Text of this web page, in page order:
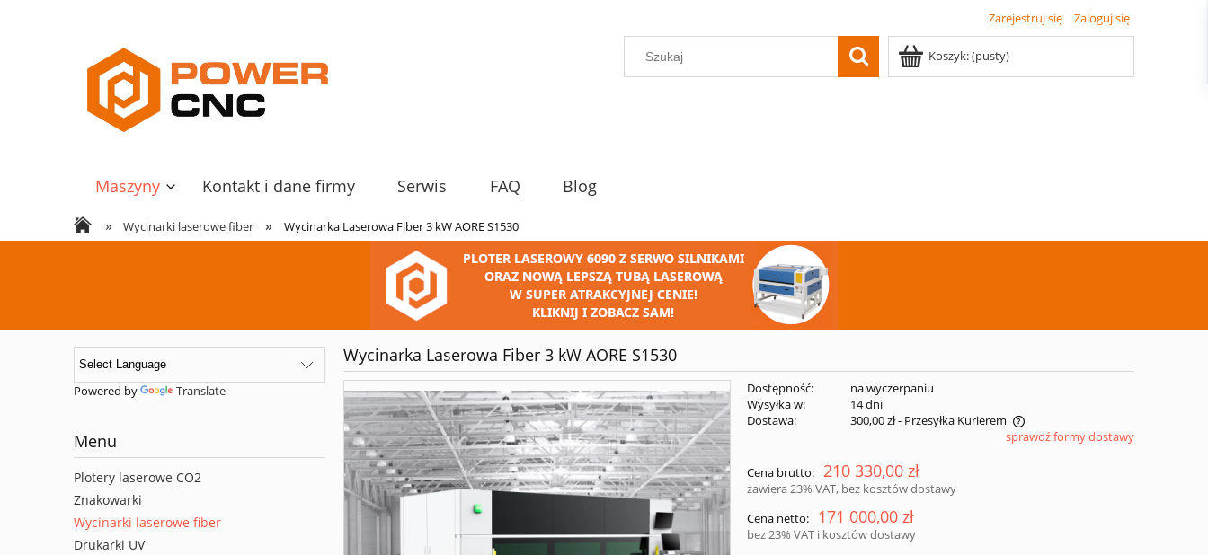
Zarejestruj się Zaloguj się
Koszyk:(pusty)
Maszyny Kontakt i dane firmy Serwis FAQ Blog
» Wycinarki laserowe fiber » Wycinarka Laserowa Fiber 3 kW AORE S1530
Powered by Translate
Menu
Plotery laserowe CO2
Znakowarki
Wycinarki laserowe fiber
Drukarki UV
Wycinarka Laserowa Fiber 3 kW AORE S1530
Dostępność:
na wyczerpaniu
Wysyłka w:
14 dni
Dostawa:
300,00 zł- Przesyłka Kurierem
płatności
sprawdź formy dostawy
Cena brutto: 210 330,00 zł
zawiera 23% VAT, bez kosztów dostawy
Cena netto:
171 000,00 zł
bez 23% VAT i kosztów dostawy